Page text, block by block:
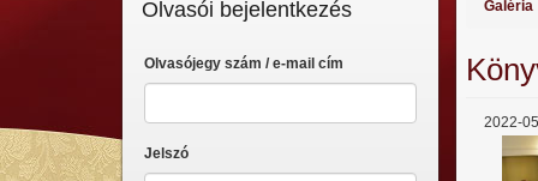
Galéria
2022-
Olvasói bejelentkezés
Olvasójegy szám / e-mail cím
Jelszó